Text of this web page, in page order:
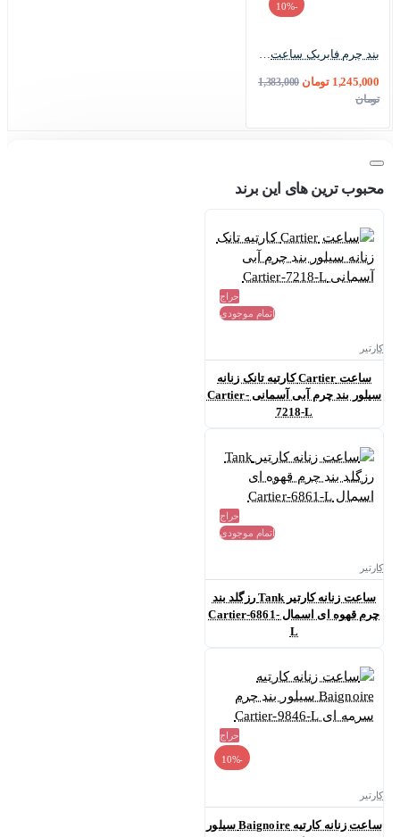
-10%
بند چرم فابریک ساعت کارتیر دموند زنانه قرمز Cartier-Strap-8824-L
1,245,000 تومان
1,383,000
تومان
محبوب ترین های این برند
حراج
اتمام موجودی
کارتیر
ساعت Cartier کارتیه تانک زنانه
سیلور بند چرم آبی آسمانی Cartier-
7218-L
حراج
اتمام موجودی
کارتیر
ساعت زنانه کارتیر Tank رزگلد بند
چرم قهوه ای اسمال Cartier-6861-
L
حراج
-10%
کارتیر
ساعت زنانه کارتیه Baignoire سیلور